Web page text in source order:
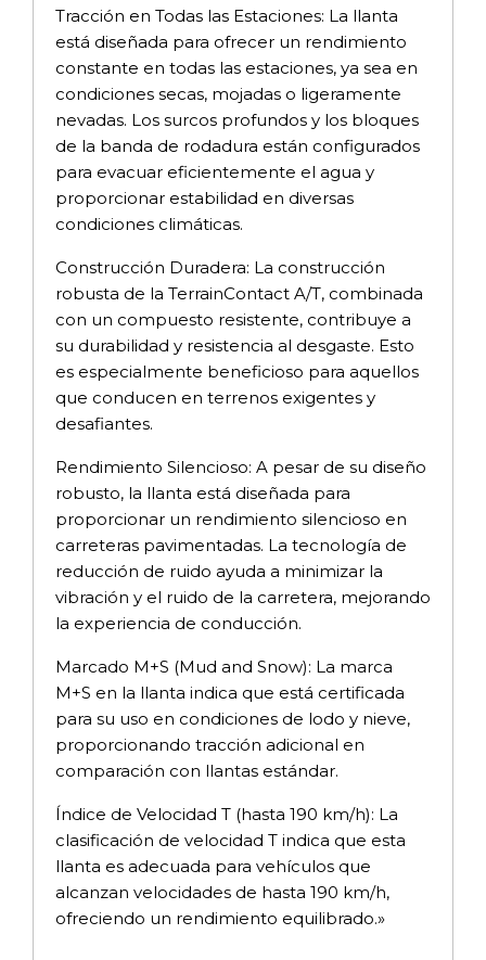
Tracción en Todas las Estaciones: La llanta
está diseñada para ofrecer un rendimiento
constante en todas las estaciones, ya sea en
condiciones secas, mojadas o ligeramente
nevadas. Los surcos profundos y los bloques
de la banda de rodadura están configurados
para evacuar eficientemente el agua y
proporcionar estabilidad en diversas
condiciones climáticas.
Construcción Duradera: La construcción
robusta de la TerrainContact A/T, combinada
con un compuesto resistente, contribuye a
su durabilidad y resistencia al desgaste. Esto
es especialmente beneficioso para aquellos
que conducen en terrenos exigentes y
desafiantes.
Rendimiento Silencioso: A pesar de su diseño
robusto, la llanta está diseñada para
proporcionar un rendimiento silencioso en
carreteras pavimentadas. La tecnología de
reducción de ruido ayuda a minimizar la
vibración y el ruido de la carretera, mejorando
la experiencia de conducción.
Marcado M+S (Mud and Snow): La marca
M+S en la llanta indica que está certificada
para su uso en condiciones de lodo y nieve,
proporcionando tracción adicional en
comparación con llantas estándar.
Índice de Velocidad T (hasta 190 km/h): La
clasificación de velocidad T indica que esta
llanta es adecuada para vehículos que
alcanzan velocidades de hasta 190 km/h,
ofreciendo un rendimiento equilibrado.»